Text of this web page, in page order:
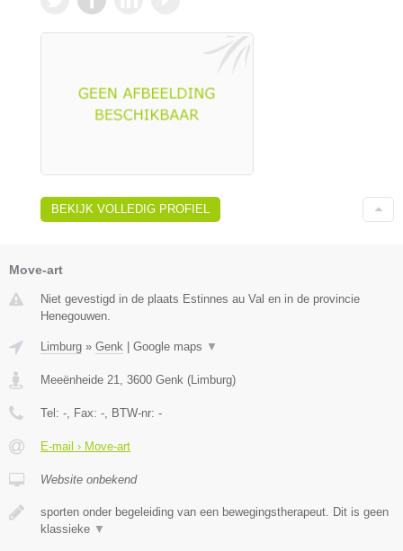
BEKIJK VOLLEDIG PROFIEL
Move-art
Niet gevestigd in de plaats Estinnes au Val en in de provincie
Henegouwen.
Limburg » Genk | Google maps ▼
Meeënheide 21 3600 Genk (Limburg)
Tel: - , Fax: - , BTW-nr: -
E-mail › Move-art
Website onbekend
sporten onder begeleiding van een bewegingstherapeut. Dit is geen
klassieke ▼